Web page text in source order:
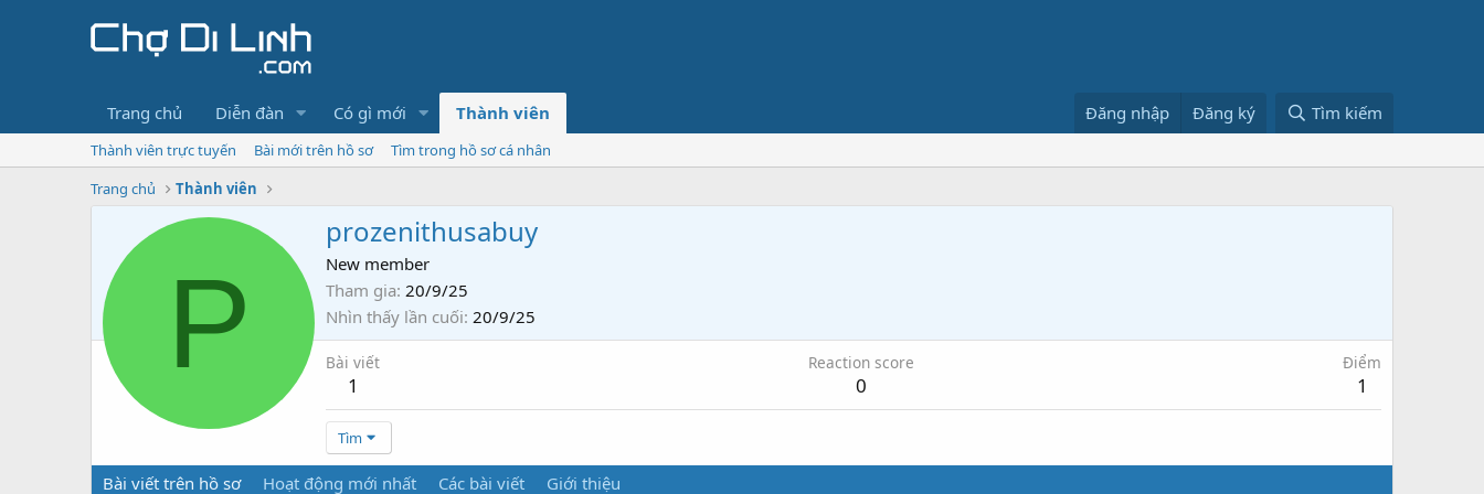
Trang chủ Diễn đàn Có gì mới Thành viên Đăng nhập Đăng ký Tìm kiếm
Thành viên trực tuyến Bài mới trên hồ sơ
Tìm trong hồ sơ cá nhân
Trang chủ
Thành viên
P
prozenithusabuy
New member
Tham gia 20/9/25
Nhìn thấy lần cuối 20/9/25
Bài viết
1
Reaction score
0
Điểm
1
Tìm
Bài viết trên hồ sơ Hoạt động mới nhất Các bài viết Giới thiệu